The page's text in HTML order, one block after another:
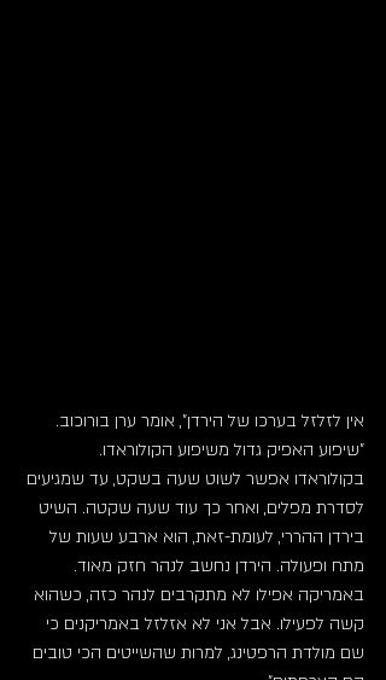
אין לזלזל בערכו של הירדן", אומר ערן בורוכוב.
"שיפוע האפיק גדול משיפוע הקולוראדו.
בקולוראדו אפשר לשוט שעה בשקט, עד שמגיעים
לסדרת מפלים, ואחר כך עוד שעה שקטה. השיט
בירדן ההררי, לעומת-זאת, הוא ארבע שעות של
מתח ופעולה. הירדן נחשב לנהר חזק מאוד.
באמריקה אפילו לא מתקרבים לנהר כזה, כשהוא
קשה לפעילו. אבל אני לא אזלזל באמריקנים כי
שם מולדת הרפטינג, למרות שהשייטים הכי טובים